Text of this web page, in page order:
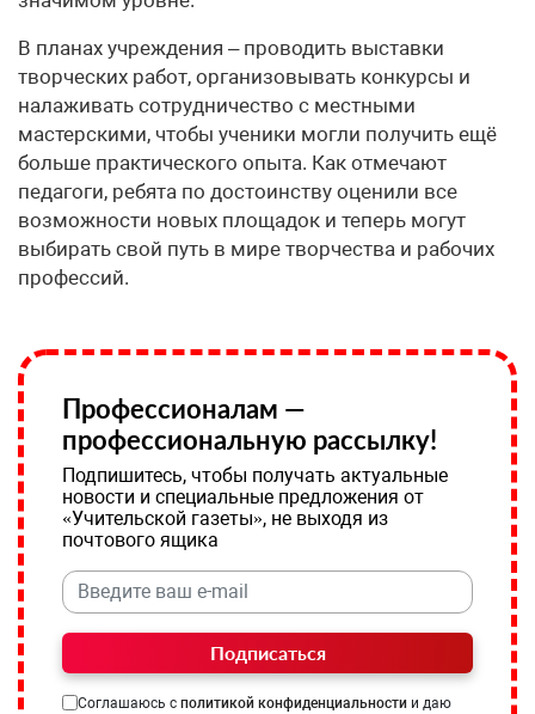
В планах учреждения – проводить выставки
творческих работ, организовывать конкурсы и
налаживать сотрудничество с местными
мастерскими, чтобы ученики могли получить ещё
больше практического опыта. Как отмечают
педагоги, ребята по достоинству оценили все
возможности новых площадок и теперь могут
выбирать свой путь в мире творчества и рабочих
профессий.
Профессионалам —
профессиональную рассылку!
Подпишитесь, чтобы получать актуальные
новости и специальные предложения от
«Учительской газеты», не выходя из
почтового ящика
Подписаться
Соглашаюсь с политикой конфиденциальности и даю